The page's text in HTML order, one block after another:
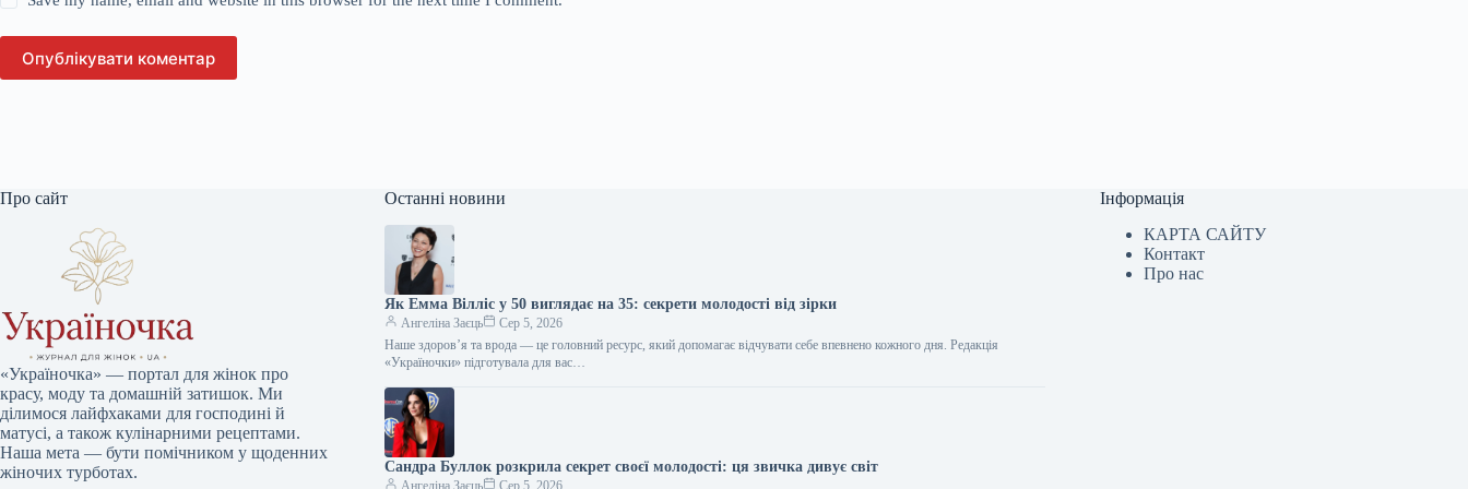
Опублікувати коментар
Про сайт
«Україночка» — портал для жінок про
красу, моду та домашній затишок. Ми
ділимося лайфхаками для господині й
матусі, а також кулінарними рецептами.
Наша мета — бути помічником у щоденних
жіночих турботах.
Останні новини
Як Емма Вілліс у 50 виглядає на 35: секрети молодості від зірки
Ангеліна Заєць
Сер 5, 2026
Наше здоров’я та врода — це головний ресурс, який допомагає відчувати себе впевнено кожного дня. Редакція
«Україночки» підготувала для вас…
Сандра Буллок розкрила секрет своєї молодості: ця звичка дивує світ
Ангеліна Заєць Сер 5, 2026
Інформація
КАРТА САЙТУ
Контакт
Про нас